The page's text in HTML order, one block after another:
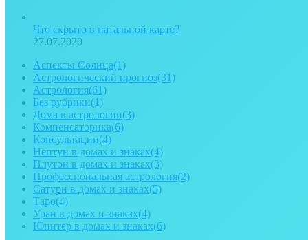
Что скрыто в натальной карте?
27.07.2020
Аспекты Солнца(1)
Астрологический прогноз(31)
Астрология(61)
Без рубрики(1)
Дома в астрологии(3)
Компенсаторика(6)
Консультации(4)
Нептун в домах и знаках(4)
Плутон в домах и знаках(3)
Профессиональная астрология(2)
Сатурн в домах и знаках(5)
Таро(4)
Уран в домах и знаках(4)
Юпитер в домах и знаках(6)